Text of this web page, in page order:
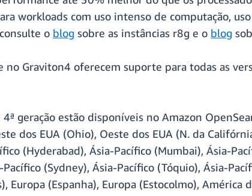
workloads com uso intenso de computação,
o blog sobre as instâncias r8g e o blog
Graviton4 oferecem suporte para todas as
geração estão disponíveis no Amazon
dos EUA (Ohio), Oeste dos EUA (N. da
(Hyderabad), Ásia-Pacífico (Mumbai), Ásia-
(Sydney), Ásia-Pacífico (Tóquio), Ásia-
(Espanha), Europa (Estocolmo), América